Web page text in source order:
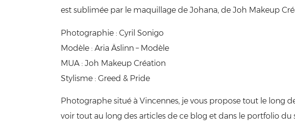
est sublimée par le maquillage de Johana, de Joh Makeup
Photographie : Cyril Sonigo
Modèle : Aria Äslinn – Modèle
MUA : Joh Makeup Création
Stylisme : Greed & Pride
Photographe situé à Vincennes, je vous propose tout le long
voir tout au long des articles de ce blog et dans le portfolio